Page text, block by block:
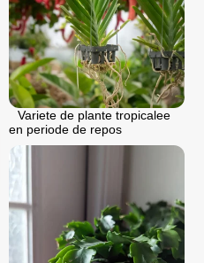
Variete de plante tropicalee
en periode de repos